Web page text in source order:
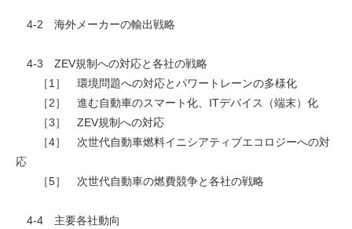
4-2 海外メーカーの輸出戦略
4-3 ZEV規制への対応と各社の戦略
［1］ 環境問題への対応とパワートレーンの多様化
［2］ 進む自動車のスマート化、ITデバイス（端末）化
［3］ ZEV規制への対応
［4］ 次世代自動車燃料イニシアティブエコロジーへの対
応
［5］ 次世代自動車の燃費競争と各社の戦略
4-4 主要各社動向